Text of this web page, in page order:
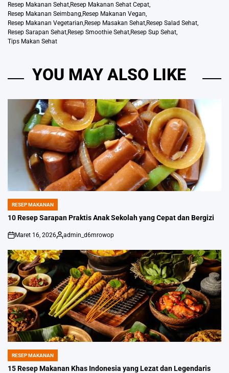
Resep Makanan Sehat Resep Makanan Sehat Cepat
Resep Makanan Seimbang Resep Makanan Vegan
Resep Makanan Vegetarian Resep Masakan Sehat Resep Salad Sehat
Resep Sarapan Sehat Resep Smoothie Sehat Resep Sup Sehat
Tips Makan Sehat
YOU MAY ALSO LIKE
POSTED
IN
RESEP MAKANAN
10 Resep Sarapan Praktis Anak Sekolah yang Cepat dan Bergizi
on
Maret 16, 2026
Posted
admin_d6mrowop
POSTED
IN
RESEP MAKANAN
15 Resep Makanan Khas Indonesia yang Lezat dan Legendaris